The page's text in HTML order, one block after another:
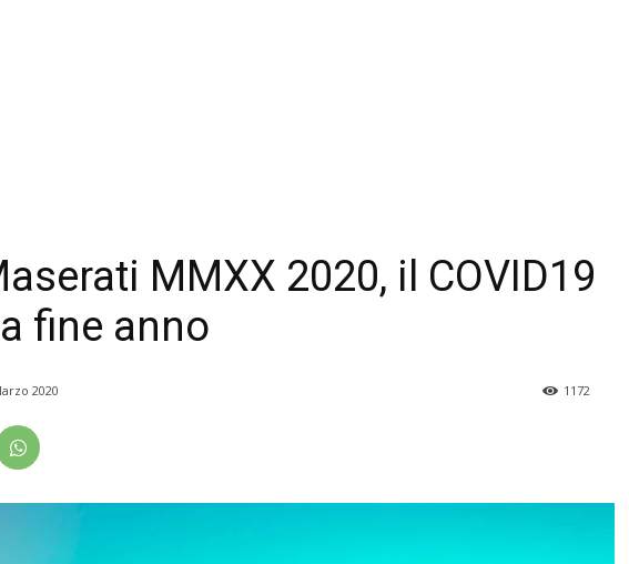
MMXX 2020, il COVID19
fine anno
2020 1172